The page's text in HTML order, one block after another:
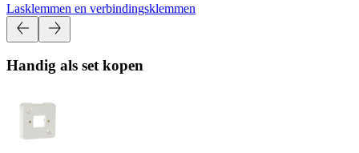
Lasklemmen en verbindingsklemmen
Handig als set kopen